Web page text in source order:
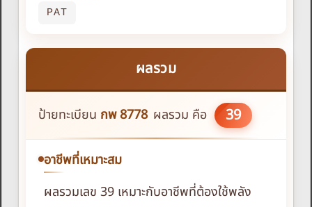
PAT
ผลรวม
ป้ายทะเบียน กพ8778 ผลรวม คือ 39
อาชีพที่เหมาะสม
ผลรวมเลข 39 เหมาะกับอาชีพที่ต้องใช้พลัง